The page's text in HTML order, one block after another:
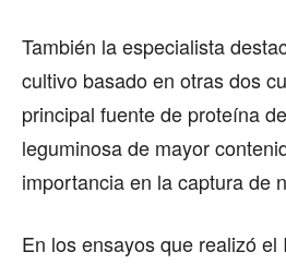
También la especialista
cultivo basado en otras dos
principal fuente de proteína
leguminosa de mayor
importancia en la captura de
En los ensayos que realizó el